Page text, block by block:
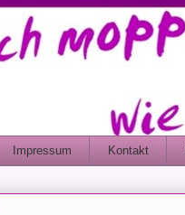
Impressum Kontakt